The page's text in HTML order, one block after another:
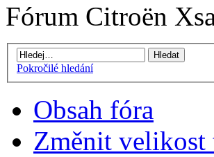
Fórum Citroën
Pokročilé hledání
Obsah fóra
Změnit velikost